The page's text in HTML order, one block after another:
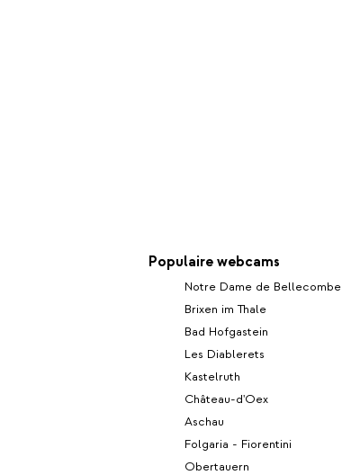
Populaire webcams
Notre Dame de Bellecombe
Brixen im Thale
Bad Hofgastein
Les Diablerets
Kastelruth
Château-d'Oex
Aschau
Folgaria - Fiorentini
Obertauern